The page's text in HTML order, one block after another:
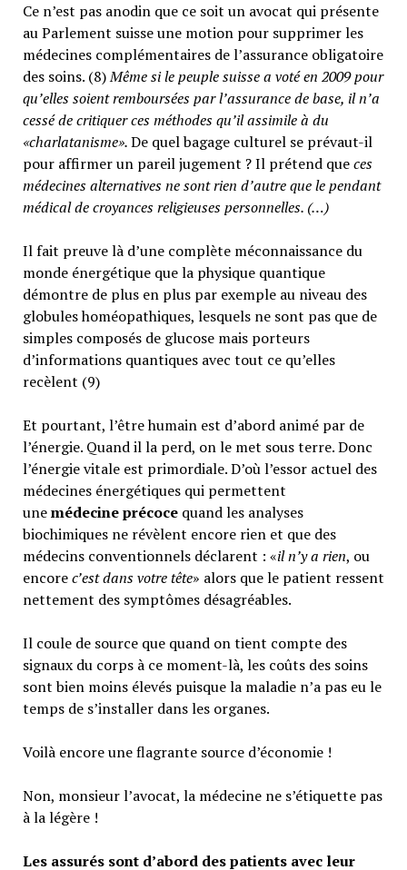
Ce n’est pas anodin que ce soit un avocat qui présente
au Parlement suisse une motion pour supprimer les
médecines complémentaires de l’assurance obligatoire
des soins. (8)Même si le peuple suisse a voté en 2009 pour
qu’elles soient remboursées par l’assurance de base, il n’a
cessé de critiquer ces méthodes qu’il assimile à du
«charlatanisme».De quel bagage culturel se prévaut-il
pour affirmer un pareil jugement ? Il prétend queces
médecines alternatives ne sont rien d’autre que le pendant
médical de croyances religieuses personnelles. (…)
Il fait preuve là d’une complète méconnaissance du
monde énergétique que la physique quantique
démontre de plus en plus par exemple au niveau des
globules homéopathiques, lesquels ne sont pas que de
simples composés de glucose mais porteurs
d’informations quantiques avec tout ce qu’elles
recèlent (9)
Et pourtant, l’être humain est d’abord animé par de
l’énergie. Quand il la perd, on le met sous terre. Donc
l’énergie vitale est primordiale. D’où l’essor actuel des
médecines énergétiques qui permettent
unemédecine précoce quand les analyses
biochimiques ne révèlent encore rien et que des
médecins conventionnels déclarent : «il n’y a rien, ou
encorec’est dans votre tête» alors que le patient ressent
nettement des symptômes désagréables.
Il coule de source que quand on tient compte des
signaux du corps à ce moment-là, les coûts des soins
sont bien moins élevés puisque la maladie n’a pas eu le
temps de s’installer dans les organes.
Voilà encore une flagrante source d’économie !
Non, monsieur l’avocat, la médecine ne s’étiquette pas
à la légère !
Les assurés sont d’abord des patients avec leur